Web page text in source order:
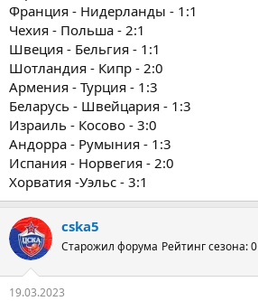
Франция - Нидерланды - 1:1
Чехия - Польша - 2:1
Швеция - Бельгия - 1:1
Шотландия - Кипр - 2:0
Армения - Турция - 1:3
Беларусь - Швейцария - 1:3
Израиль - Косово - 3:0
Андорра - Румыния - 1:3
Испания - Норвегия - 2:0
Хорватия -Уэльс - 3:1
cska5
Старожил форума Рейтинг сезона: 0
19.03.2023